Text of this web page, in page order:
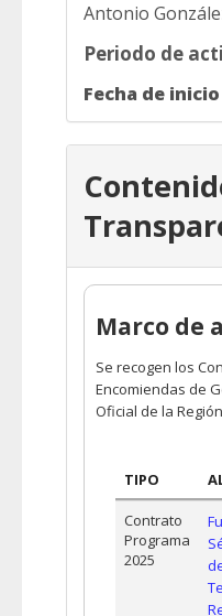
Antonio
Periodo de
Fecha de
Marco de
Se recogen los
Encomiendas de
Oficial de la
TIPO
Contrato
Programa
2025